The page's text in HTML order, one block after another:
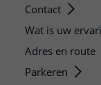
Contact
Wat is uw
Adres en route
Parkeren